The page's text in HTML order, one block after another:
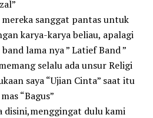
sanggat pantas untuk
karya-karya beliau, apalagi
lama nya ” Latief Band ”
selalu ada unsur Religi
saya “Ujian Cinta” saat itu
“Bagus”
disini,menggingat dulu kami